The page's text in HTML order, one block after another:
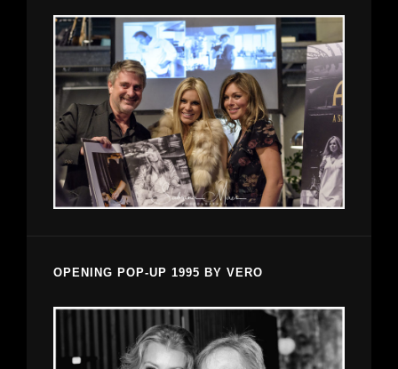
OPENING POP-UP 1995 BY VERO